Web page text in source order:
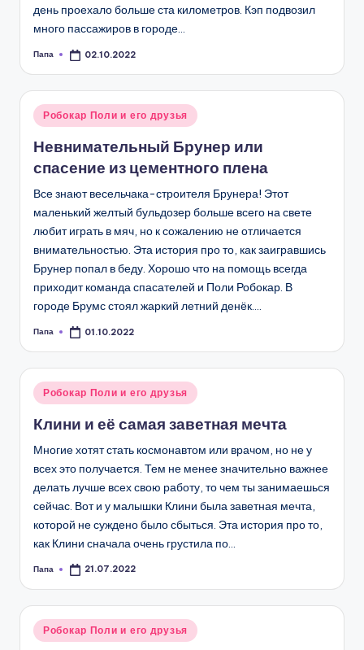
день проехало больше ста километров. Кэп подвозил
много пассажиров в городе…
Запись
Папа 02.10.2022
Опубликовано
Робокар Поли и его друзья
Невнимательный Брунер или
спасение из цементного плена
Все знают весельчака-строителя Брунера! Этот
маленький желтый бульдозер больше всего на свете
любит играть в мяч, но к сожалению не отличается
внимательностью. Эта история про то, как заигравшись
Брунер попал в беду. Хорошо что на помощь всегда
приходит команда спасателей и Поли Робокар. В
городе Брумс стоял жаркий летний денёк.…
Запись
Папа 01.10.2022
Опубликовано
Робокар Поли и его друзья
Клини и её самая заветная мечта
Многие хотят стать космонавтом или врачом, но не у
всех это получается. Тем не менее значительно важнее
делать лучше всех свою работу, то чем ты занимаешься
сейчас. Вот и у малышки Клини была заветная мечта,
которой не суждено было сбыться. Эта история про то,
как Клини сначала очень грустила по…
Запись
Папа 21.07.2022
Опубликовано
Робокар Поли и его друзья